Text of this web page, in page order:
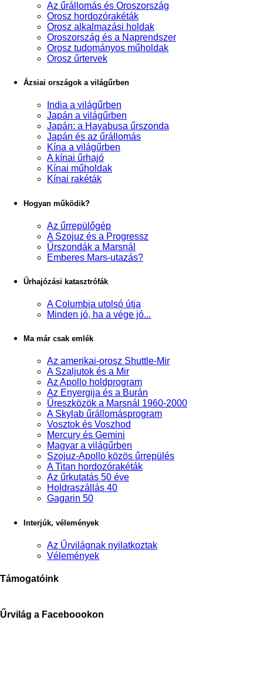
Az űrállomás és Oroszország
Orosz hordozórakéták
Orosz alkalmazási holdak
Oroszország és a Naprendszer
Orosz tudományos műholdak
Orosz űrtervek
Ázsiai országok a világűrben
India a világűrben
Japán a világűrben
Japán: a Hayabusa űrszonda
Japán és az űrállomás
Kína a világűrben
A kínai űrhajó
Kínai műholdak
Kínai rakéták
Hogyan működik?
Az űrrepülőgép
A Szojuz és a Progressz
Űrszondák a Marsnál
Emberes Mars-utazás?
Űrhajózási katasztrófák
A Columbia utolsó útja
Minden jó, ha a vége jó...
Ma már csak emlék
Az amerikai-orosz Shuttle-Mir
A Szaljutok és a Mir
Az Apollo holdprogram
Az Enyergija és a Burán
Űreszközök a Marsnál 1960-2000
A Skylab űrállomásprogram
Vosztok és Voszhod
Mercury és Gemini
Magyar a világűrben
Szojuz-Apollo közös űrrepülés
A Titan hordozórakéták
Az űrkutatás 50 éve
Holdraszállás 40
Gagarin 50
Interjúk, vélemények
Az Űrvilágnak nyilatkoztak
Vélemények
Támogatóink
Űrvilág a Faceboookon